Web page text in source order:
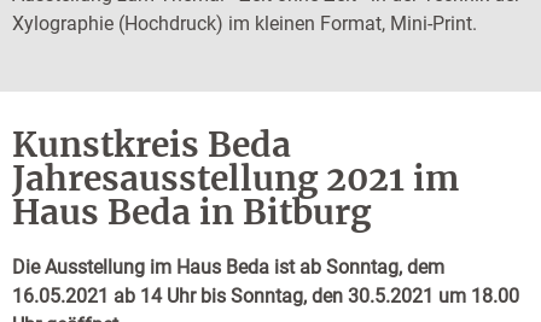
Xylographie (Hochdruck) im kleinen Format, Mini-Print.
Kunstkreis Beda
Jahresausstellung 2021 im
Haus Beda in Bitburg
Die Ausstellung im Haus Beda ist ab Sonntag, dem
16.05.2021 ab 14 Uhr bis Sonntag, den 30.5.2021 um 18.00